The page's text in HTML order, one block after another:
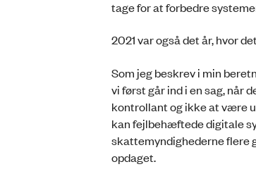
tage for at forbedre
2021 var også det år, hvor
Som jeg beskrev i min
vi først går ind i en sag, når
kontrollant og ikke at være
kan fejlbehæftede digitale
skattemyndighederne flere
opdaget.